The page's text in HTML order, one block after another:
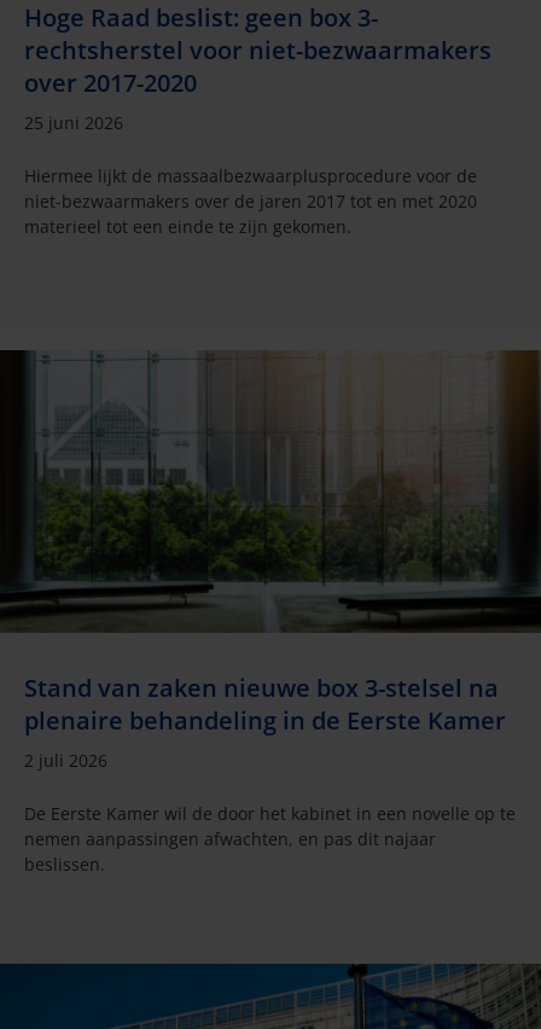
Hoge Raad beslist: geen box 3-
rechtsherstel voor niet-bezwaarmakers
over 2017-2020
25 juni 2026
Hiermee lijkt de massaalbezwaarplusprocedure voor de
niet-bezwaarmakers over de jaren 2017 tot en met 2020
materieel tot een einde te zijn gekomen.
Stand van zaken nieuwe box 3-stelsel na
plenaire behandeling in de Eerste Kamer
2 juli 2026
De Eerste Kamer wil de door het kabinet in een novelle op te
nemen aanpassingen afwachten, en pas dit najaar
beslissen.